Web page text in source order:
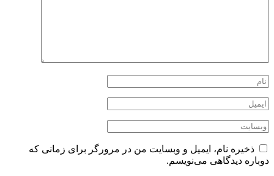
ذخیره نام، ایمیل و وبسایت من در مرورگر برای زمانی که
دوباره دیدگاهی می‌نویسم.